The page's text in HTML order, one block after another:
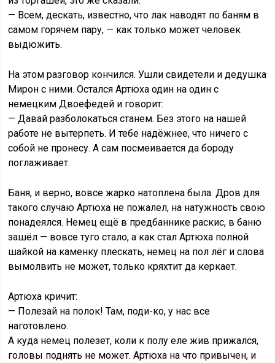
— Всем, дескать, известно, что лак наводят по баням в
самом горячем пару, — как только может человек
выдюжить.
На этом разговор кончился. Ушли свидетели и дедушка
Мирон с ними. Остался Артюха один на один с
немецким Двоефедей и говорит:
— Давай разболокаться станем. Без этого на нашей
работе не вытерпеть. И тебе надёжнее, что ничего с
собой не пронесу. А сам посмеивается да бороду
поглаживает.
Баня, и верно, вовсе жарко натоплена была. Дров для
такого случаю Артюха не пожалел, на натужность свою
понадеялся. Немец ещё в предбаннике раскис, в баню
зашёл — вовсе туго стало, а как стал Артюха полной
шайкой на каменку плескать, немец на пол лёг и слова
вымолвить не может, только кряхтит да керкает.
Артюха кричит:
— Полезай на полок! Там, поди-ко, у нас все
наготовлено.
А куда немец полезет, коли к полу еле жив прижался,
головы поднять не может. Артюха на что привычен, и